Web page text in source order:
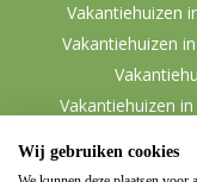
Vakantiehuizen
Vakantiehuizen
Vakantiehuizen
Wij gebruiken cookies